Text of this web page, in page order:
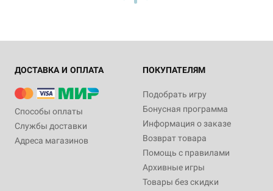
ДОСТАВКА И ОПЛАТА
Способы оплаты
Службы доставки
Адреса магазинов
ПОКУПАТЕЛЯМ
Подобрать игру
Бонусная программа
Информация о заказе
Возврат товара
Помощь с правилами
Архивные игры
Товары без скидки